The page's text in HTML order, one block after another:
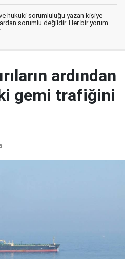
hukuki sorumluluğu yazan kişiye
sorumlu değildir. Her bir yorum
ardından
gemi trafiğini